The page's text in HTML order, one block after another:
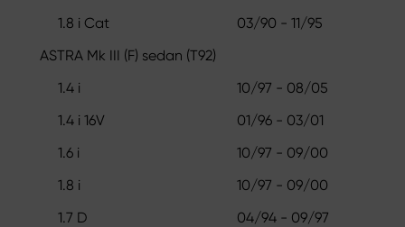
1.8 i Cat
03/90 - 11/95
ASTRA Mk III (F) sedan (T92)
1.4 i
10/97 - 08/05
1.4 i 16V
01/96 - 03/01
1.6 i
10/97 - 09/00
1.8 i
10/97 - 09/00
1.7 D
04/94 - 09/97